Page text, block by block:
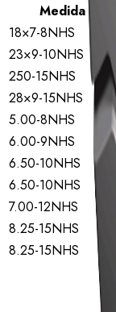
Medida
18×7-8NHS
23×9-10NHS
250-15NHS
28×9-15NHS
5.00-8NHS
6.00-9NHS
6.50-10NHS
6.50-10NHS
7.00-12NHS
8.25-15NHS
8.25-15NHS